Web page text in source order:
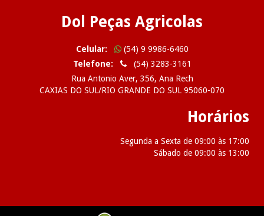
Dol Peças Agricolas
Celular:
(54) 9 9986-6460
Telefone:
(54) 3283-3161
Rua Antonio Aver, 356, Ana Rech
CAXIAS DO SUL/RIO GRANDE DO SUL 95060-070
Horários
Segunda a Sexta de 09:00 às 17:00
Sábado de 09:00 às 13:00